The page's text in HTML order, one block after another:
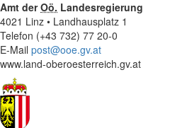
Amt derOö. Landesregierung
4021 Linz • Landhausplatz 1
Telefon (+43 732) 77 20-0
E-Mail post@ooe.gv.at
www.land-oberoesterreich.gv.at